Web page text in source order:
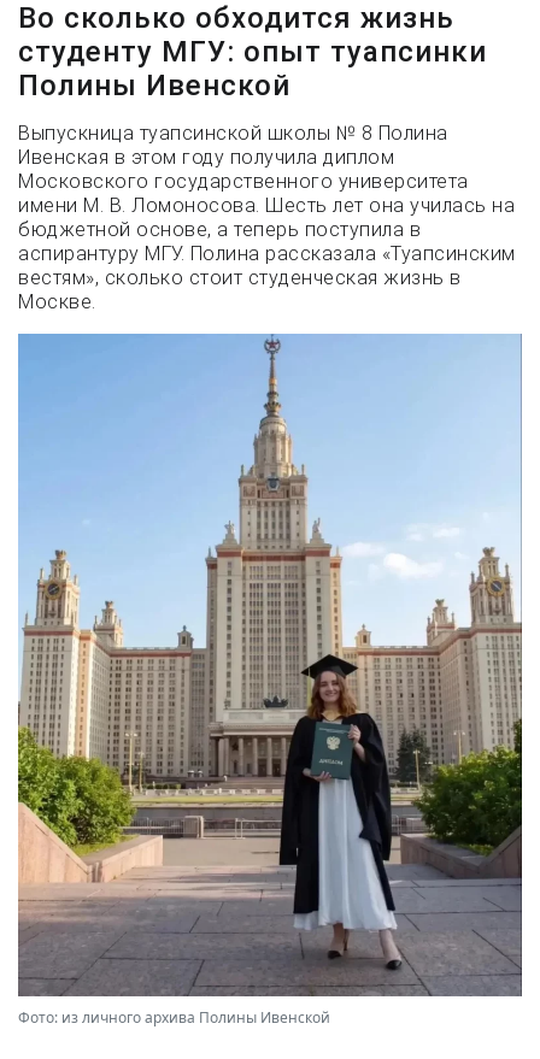
Во сколько обходится жизнь
студенту МГУ: опыт туапсинки
Полины Ивенской
Выпускница туапсинской школы № 8 Полина
Ивенская в этом году получила диплом
Московского государственного университета
имени М. В. Ломоносова. Шесть лет она училась на
бюджетной основе, а теперь поступила в
аспирантуру МГУ. Полина рассказала «Туапсинским
вестям», сколько стоит студенческая жизнь в
Москве.
Фото: из личного архива Полины Ивенской